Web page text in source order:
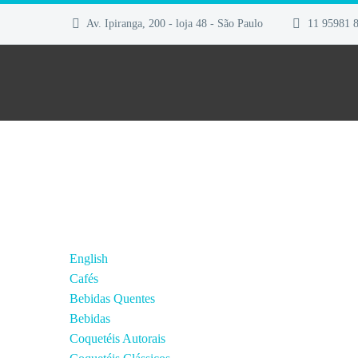
Av. Ipiranga, 200 - loja 48 - São Paulo 11 95981
English
Cafés
Bebidas Quentes
Bebidas
Coquetéis Autorais